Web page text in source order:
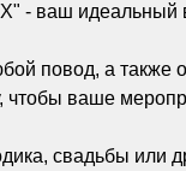
- ваш идеальный
повод, а
ваше
свадьбы или